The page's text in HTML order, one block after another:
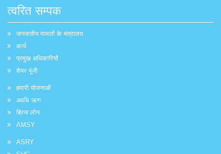
त्वरित सम्पक
जनजातीय मामलों के मंत्रालय
कार्य
प्रमुख अधिकारियों
शेयर पूंजी
हमारी योजनाओं
अवधि ऋण
ब्रिज लोन
AMSY
ASRY